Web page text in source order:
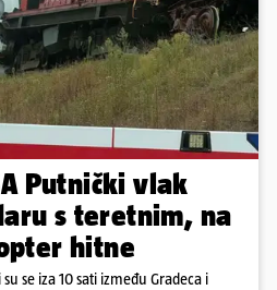
Putnički vlak
s teretnim, na
hitne
se iza 10 sati između Gradeca i